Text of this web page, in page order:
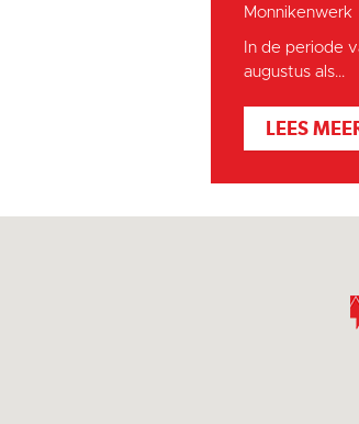
Monnikenwerk
In de periode
augustus als...
LEES